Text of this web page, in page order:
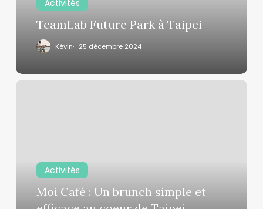
Activités
TeamLab Future Park à Taipei
Kévin 25 décembre 2024
Moi
simple
efficace
Activités
Moi Café : Un brunch simple et